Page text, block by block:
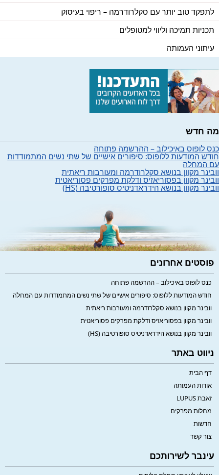
לתפקד טוב יותר עם סקלרודרמה – ריפוי בעיסוק
תכניות תמיכה וליווי למטופלים
עיתוני העמותה
מה חדש
כנס לופוס באיכילוב – ההרשמה פתוחה
חודש המודעות ללופוס: סיפורים אישיים של שתי נשים המתמודדות
עם המחלה
וובינר מקוון בנושא סקלרודרמה ומעורבות ריאתית
וובינר מקוון בפסוריאזיס ודלקת מפרקים פסוריאטית
וובינר מקוון בנושא הידראדניטיס סופורטיבה (HS)
פוסטים אחרונים
כנס לופוס באיכילוב – ההרשמה פתוחה
חודש המודעות ללופוס: סיפורים אישיים של שתי נשים המתמודדות עם המחלה
וובינר מקוון בנושא סקלרודרמה ומעורבות ריאתית
וובינר מקוון בפסוריאזיס ודלקת מפרקים פסוריאטית
וובינר מקוון בנושא הידראדניטיס סופורטיבה (HS)
ניווט באתר
דף הבית
אודות העמותה
זאבת LUPUS
מחלות מפרקים
חדשות
צור קשר
עינבר לשירותכם